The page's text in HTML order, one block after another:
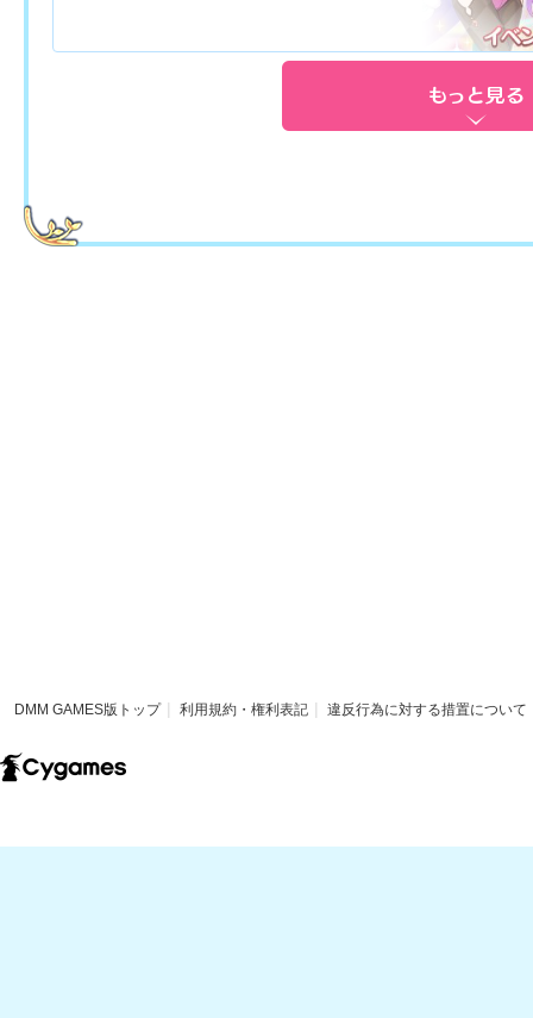
DMM GAMES版トップ 利用規約・権利表記 違反行為に対する措置について